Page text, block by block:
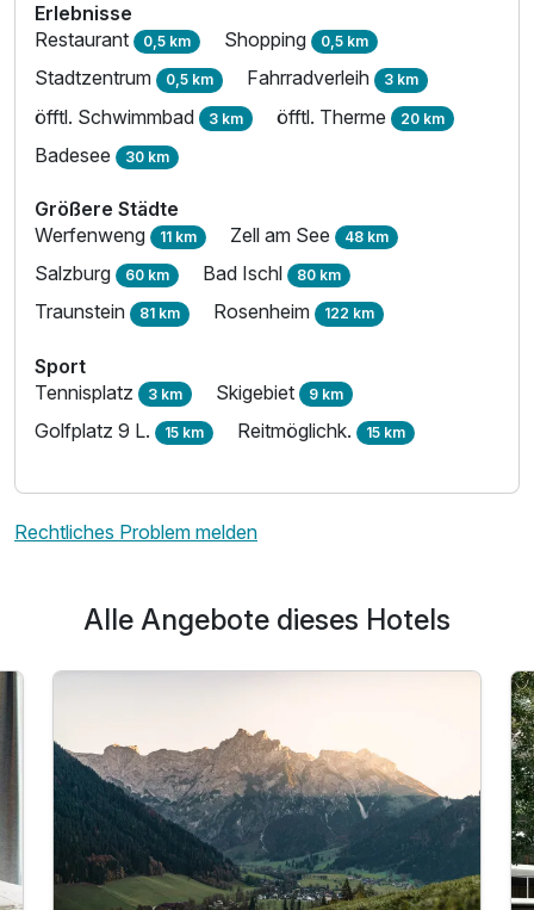
Erlebnisse
Restaurant 0,5 km Shopping 0,5 km
Stadtzentrum 0,5 km Fahrradverleih 3 km
öfftl. Schwimmbad 3 km öfftl. Therme 20 km
Badesee 30 km
Größere Städte
Werfenweng 11 km Zell am See 48 km
Salzburg 60 km Bad Ischl 80 km
Traunstein 81 km Rosenheim 122 km
Sport
Tennisplatz 3 km Skigebiet 9 km
Golfplatz 9 L. 15 km Reitmöglichk. 15 km
Rechtliches Problem melden
Alle Angebote dieses Hotels